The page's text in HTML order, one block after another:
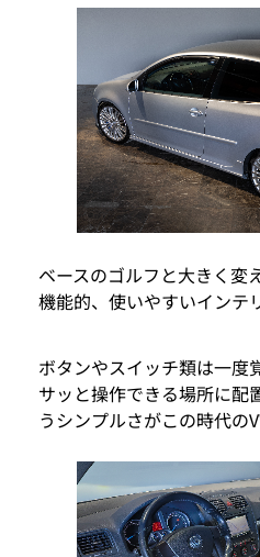
ベースのゴルフと大きく変
機能的、使いやすいインテ
ボタンやスイッチ類は一度
サッと操作できる場所に配
うシンプルさがこの時代の